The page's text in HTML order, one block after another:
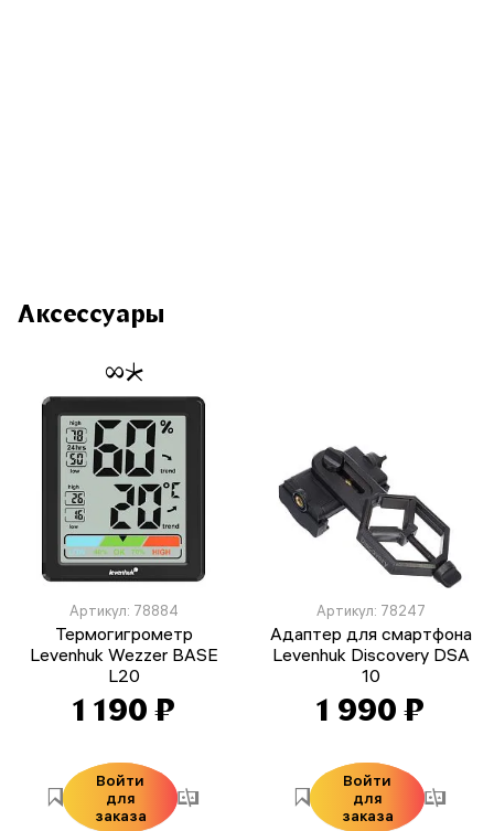
Аксессуары
Артикул: 78884
Термогигрометр
Levenhuk Wezzer BASE
L20
1 190 ₽
Войти
для
заказа
Артикул: 78247
Адаптер для смартфона
Levenhuk Discovery DSA
10
1 990 ₽
Войти
для
заказа